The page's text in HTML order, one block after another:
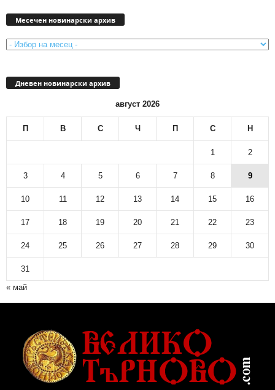
Месечен новинарски архив
Дневен новинарски архив
август 2026
П В С Ч П С Н
1 2
3 4 5 6 7 8 9
10 11 12 13 14 15 16
17 18 19 20 21 22 23
24 25 26 27 28 29 30
31
« май